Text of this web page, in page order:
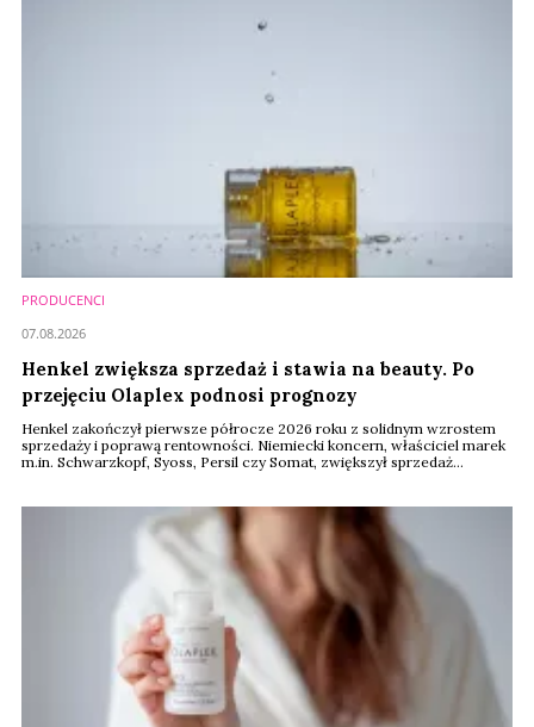
PRODUCENCI
Henkel zwiększa sprzedaż i stawia na beauty. Po
przejęciu Olaplex podnosi prognozy
Henkel zakończył pierwsze półrocze 2026 roku z solidnym wzrostem
sprzedaży i poprawą rentowności. Niemiecki koncern, właściciel marek
m.in. Schwarzkopf, Syoss, Persil czy Somat, zwiększył sprzedaż
produktów do pielęgnacji włosów, który pozostaje motorem
napędowym biznesu Consumer Brands.
07.08.2026